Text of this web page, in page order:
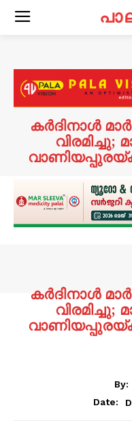
കർദിനാൾ
വിരമിച്ചു;
കർദിനാൾ
വിരമിച്ചു;
By:
Date: